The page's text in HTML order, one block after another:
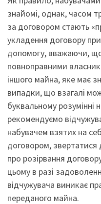
знайомі, однак, часом
за договором стають
укладення договору
допомогу, вважаючи,
повноправними
іншого майна, яке має
випадки, що взагалі
буквальному
рекомендуємо
набувачем взятих на
договором,
про розірвання
цьому в разі
відчужувача виникає
переданого майна.